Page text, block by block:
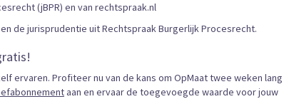
(jBPR) en van rechtspraak.nl
de jurisprudentie uit Rechtspraak Burgerlijk Procesrecht.
ervaren. Profiteer nu van de kans om OpMaat twee weken lang
aan en ervaar de toegevoegde waarde voor jouw